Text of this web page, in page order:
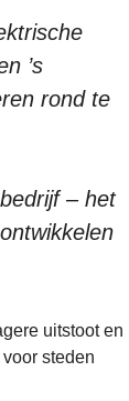
’s
rond te
– het
uitstoot en
steden